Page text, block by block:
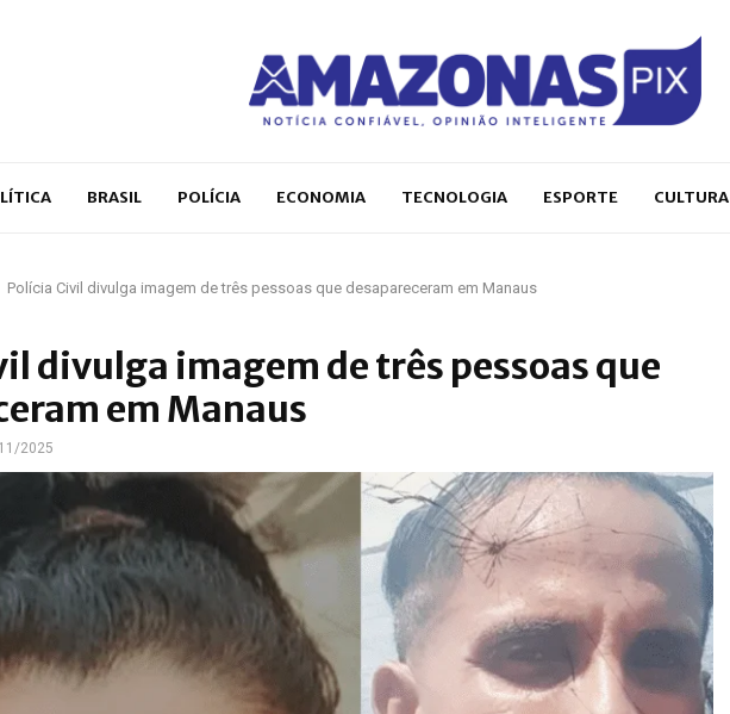
BRASIL POLÍCIA ECONOMIA TECNOLOGIA ESPORTE CULTURA
Polícia Civil divulga imagem de três pessoas que desapareceram em Manaus
divulga imagem de três pessoas que
em Manaus
2025